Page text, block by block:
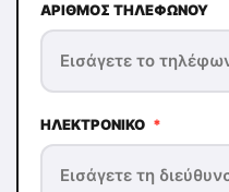
ΑΡΙΘΜΌΣ ΤΗΛΕΦΏΝΟΥ
ΗΛΕΚΤΡΟΝΙΚΌ *